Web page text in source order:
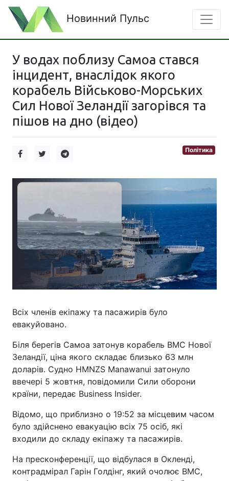
Новинний Пульс
У водах поблизу Самоа стався
інцидент, внаслідок якого
корабель Військово-Морських
Сил Нової Зеландії загорівся та
пішов на дно (відео)
Політика
Всіх членів екіпажу та пасажирів було
евакуйовано.
Біля берегів Самоа затонув корабель ВМС Нової
Зеландії, ціна якого складає близько 63 млн
доларів. Судно HMNZS Manawanui затонуло
ввечері 5 жовтня, повідомили Сили оборони
країни, передає Business Insider.
Відомо, що приблизно о 19:52 за місцевим часом
було здійснено евакуацію всіх 75 осіб, які
входили до складу екіпажу та пасажирів.
На пресконференції, що відбулася в Окленді,
контрадмірал Гарін Голдінг, який очолює ВМС,